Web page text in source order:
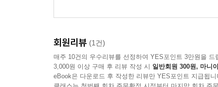
P]
회원리뷰 (1건)
매주 10건의 우수리뷰를 선정하여 YES포인트 3만원을 드
3,000원 이상 구매 후 리뷰 작성 시 일반회원 300원, 마니
eBook은 다운로드 후 작성한 리뷰만 YES포인트 지급됩니